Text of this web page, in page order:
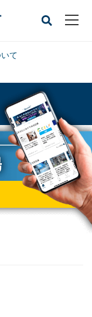
て
動化
の高度化と手